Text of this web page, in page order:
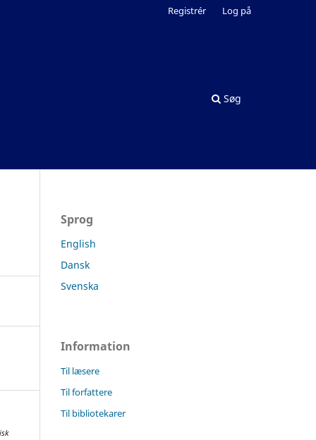
Søg
Registrér Log på
Sprog
English
Dansk
Svenska
Information
Til læsere
Til forfattere
Til bibliotekarer